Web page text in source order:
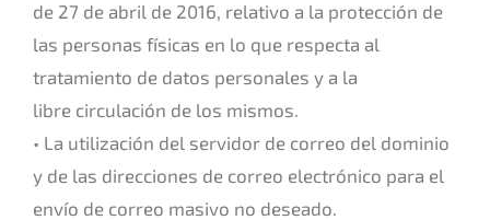
de 27 de abril de 2016, relativo a la protección de
las personas físicas en lo que respecta al
tratamiento de datos personales y a la
libre circulación de los mismos.
• La utilización del servidor de correo del dominio
y de las direcciones de correo electrónico para el
envío de correo masivo no deseado.